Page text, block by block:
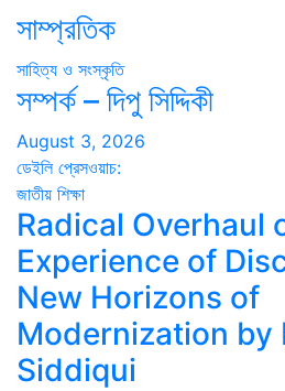
সাম্প্রতিক
সাহিত্য ও সংস্কৃতি
সম্পর্ক – দিপু সিদ্দিকী
August 3, 2026
ডেইলি প্রেসওয়াচ:
জাতীয় শিক্ষা
Radical Overhaul
Experience of
New Horizons of
Modernization by
Siddiqui